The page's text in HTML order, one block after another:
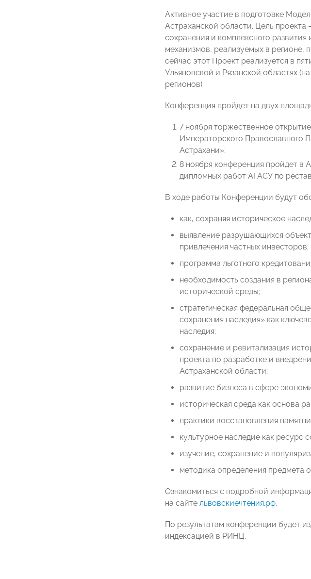
Активное участие в подготовке
Астраханской области. Цель
сохранения и комплексного
механизмов, реализуемых в регионе,
сейчас этот Проект реализуется в
Ульяновской и Рязанской областях
регионов).
Конференция пройдет на двух
7 ноября торжественное
Императорского Православного
Астрахани»;
8 ноября конференция пройдет в
дипломных работ АГАСУ по
В ходе работы Конференции будут
как, сохраняя историческое
выявление разрушающихся
привлечения частных инвесторов;
программа льготного
необходимость создания в
исторической среды;
стратегическая федеральная
сохранения наследия» как
наследия;
сохранение и ревитализация
проекта по разработке и
Астраханской области;
развитие бизнеса в сфере
историческая среда как основа
практики восстановления
культурное наследие как ресурс
изучение, сохранение и
методика определения предмета
Ознакомиться с подробной
на сайте львовскиечтения.рф.
По результатам конференции будет
индексацией в РИНЦ.